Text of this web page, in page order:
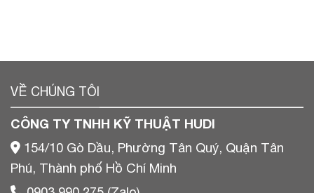
VỀ CHÚNG TÔI
CÔNG TY TNHH KỸ THUẬT HUDI
154/10 Gò Dầu, Phường Tân Quý, Quận Tân
Phú, Thành phố Hồ Chí Minh